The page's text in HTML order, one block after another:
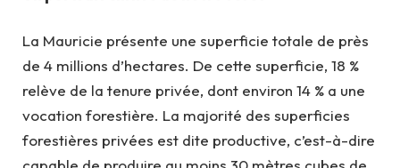
La Mauricie présente une superficie totale de près
de 4 millions d’hectares. De cette superficie, 18 %
relève de la tenure privée, dont environ 14 % a une
vocation forestière. La majorité des superficies
forestières privées est dite productive, c’est-à-dire